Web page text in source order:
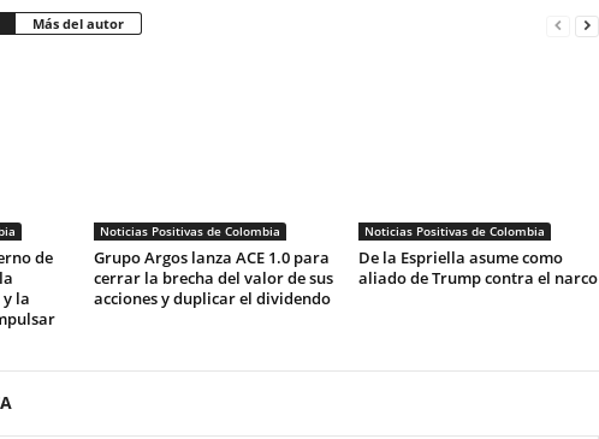
Más del autor
de
la
Noticias Positivas de Colombia
Grupo Argos lanza ACE 1.0 para
cerrar la brecha del valor de sus
acciones y duplicar el dividendo
Noticias Positivas de Colombia
De la Espriella asume como
aliado de Trump contra el narco